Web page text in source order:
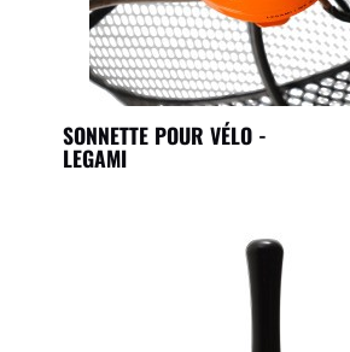
SONNETTE POUR VÉLO -
LEGAMI